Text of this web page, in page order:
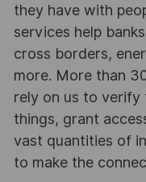
they have with
services help
cross borders,
more. More than
rely on us to verify
things, grant
vast quantities of
to make the